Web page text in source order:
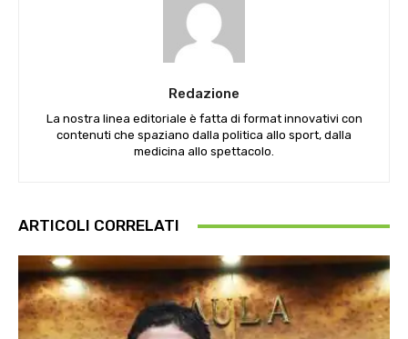
Redazione
La nostra linea editoriale è fatta di format innovativi con
contenuti che spaziano dalla politica allo sport, dalla
medicina allo spettacolo.
ARTICOLI CORRELATI